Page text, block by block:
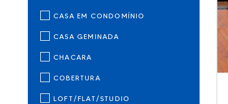
CASA EM CONDOMÍNIO
CASA GEMINADA
CHACARA
COBERTURA
LOFT/FLAT/STUDIO